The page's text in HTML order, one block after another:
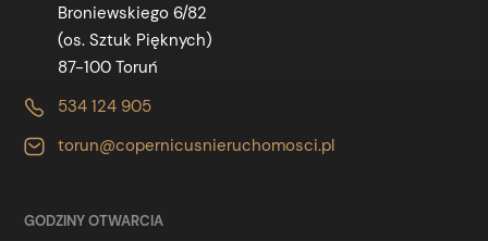
Broniewskiego 6/82
(os. Sztuk Pięknych)
87-100 Toruń
534 124 905
torun@copernicusnieruchomosci.pl
GODZINY OTWARCIA